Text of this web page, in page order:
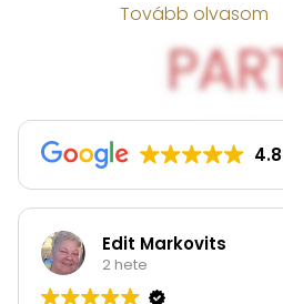
Tovább olvasom
4.8
Edit Markovits
2 hete